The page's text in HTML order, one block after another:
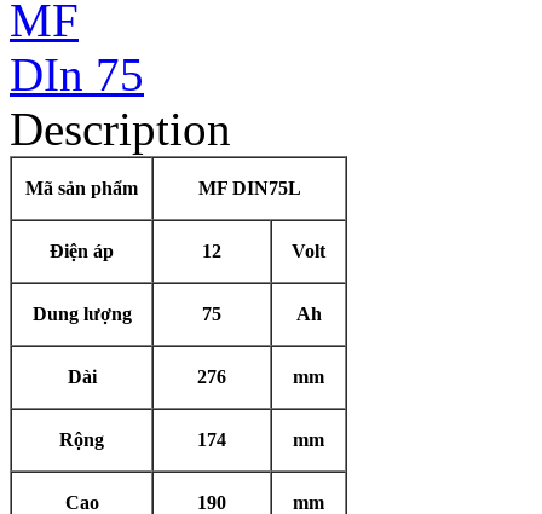
Description
Mã sản phẩm MF DIN75L
Điện áp 12 Volt
Dung lượng 75 Ah
Dài 276 mm
Rộng 174 mm
Cao 190 mm